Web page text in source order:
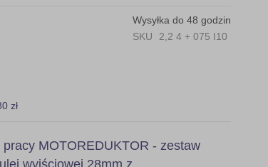
Wysyłka do 48 godzin
SKU
2,2 4 + 075 I10
zł
MOTOREDUKTOR - zestaw
wyjściowej 28mm z